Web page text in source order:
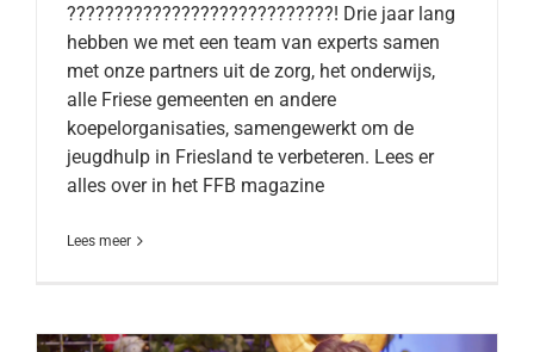
????????????????????????????! Drie jaar lang
hebben we met een team van experts samen
met onze partners uit de zorg, het onderwijs,
alle Friese gemeenten en andere
koepelorganisaties, samengewerkt om de
jeugdhulp in Friesland te verbeteren. Lees er
alles over in het FFB magazine
Lees meer